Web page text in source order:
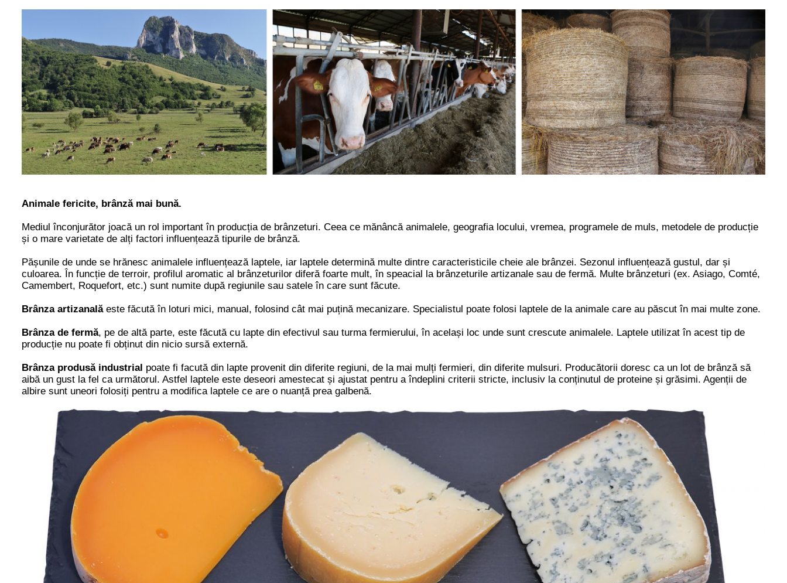
Animale fericite, brânză mai bună.
Mediul înconjurător joacă un rol important în producția de brânzeturi. Ceea ce mănâncă animalele, geografia locului, vremea, programele de muls, metodele de producție
și o mare varietate de alți factori influențează tipurile de brânză.
Pășunile de unde se hrănesc animalele influențează laptele, iar laptele determină multe dintre caracteristicile cheie ale brânzei. Sezonul influențează gustul, dar și
culoarea. În funcție de terroir, profilul aromatic al brânzeturilor diferă foarte mult, în speacial la brânzeturile artizanale sau de fermă. Multe brânzeturi (ex. Asiago, Comté,
Camembert, Roquefort, etc.) sunt numite după regiunile sau satele în care sunt făcute.
Brânza artizanalăeste făcută în loturi mici, manual, folosind cât mai puțină mecanizare. Specialistul poate folosi laptele de la animale care au păscut în mai multe zone.
Brânza de fermă, pe de altă parte, este făcută cu lapte din efectivul sau turma fermierului, în același loc unde sunt crescute animalele. Laptele utilizat în acest tip de
producție nu poate fi obținut din nicio sursă externă.
Brânza produsă industrial poate fi facută din lapte provenit din diferite regiuni, de la mai mulți fermieri, din diferite mulsuri. Producătorii doresc ca un lot de brânză să
aibă un gust la fel ca următorul. Astfel l aptele este deseori amestecat și ajustat pentru a îndeplini criterii stricte, inclusiv la conținutul de proteine și grăsimi. Agenții de
albire sunt uneori folosiți pentru a modifica laptele ce are o nuanță prea galbenă.